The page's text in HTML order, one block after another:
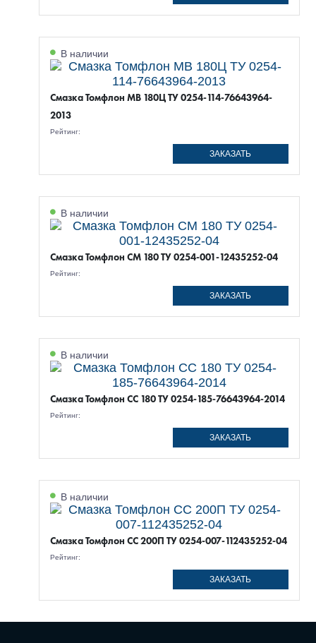
В наличии
Смазка Томфлон МВ 180Ц ТУ 0254-114-76643964-
2013
Рейтинг:
ЗАКАЗАТЬ
В наличии
Смазка Томфлон СМ 180 ТУ 0254-001-12435252-04
Рейтинг:
ЗАКАЗАТЬ
В наличии
Смазка Томфлон СС 180 ТУ 0254-185-76643964-2014
Рейтинг:
ЗАКАЗАТЬ
В наличии
Смазка Томфлон СС 200П ТУ 0254-007-112435252-04
Рейтинг:
ЗАКАЗАТЬ